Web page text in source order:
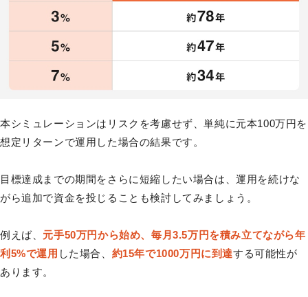
本シミュレーションはリスクを考慮せず、単純に元本100万円を
想定リターンで運用した場合の結果です。
目標達成までの期間をさらに短縮したい場合は、運用を続けな
がら追加で資金を投じることも検討してみましょう。
例えば、 元手50万円から始め、毎月3.5万円を積み立てながら年
利5%で運用 した場合、 約15年で1000万円に到達する可能性が
あります。